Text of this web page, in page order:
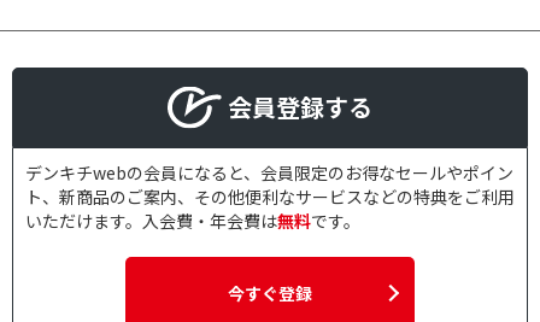
会員登録する
デンキチwebの会員になると、会員限定のお得なセールやポイン
ト、新商品のご案内、その他便利なサービスなどの特典をご利用
いただけます。入会費・年会費は無料です。
今すぐ登録